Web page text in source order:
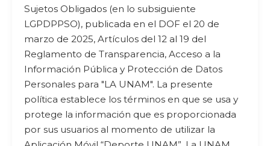
Sujetos Obligados (en lo subsiguiente
LGPDPPSO), publicada en el DOF el 20 de
marzo de 2025, Artículos del 12 al 19 del
Reglamento de Transparencia, Acceso a la
Información Pública y Protección de Datos
Personales para "LA UNAM". La presente
política establece los términos en que se usa y
protege la información que es proporcionada
por sus usuarios al momento de utilizar la